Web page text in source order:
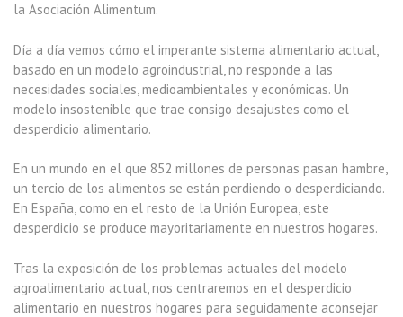
la Asociación Alimentum.
Día a día vemos cómo el imperante sistema alimentario actual,
basado en un modelo agroindustrial, no responde a las
necesidades sociales, medioambientales y económicas. Un
modelo insostenible que trae consigo desajustes como el
desperdicio alimentario.
En un mundo en el que 852 millones de personas pasan hambre,
un tercio de los alimentos se están perdiendo o desperdiciando.
En España, como en el resto de la Unión Europea, este
desperdicio se produce mayoritariamente en nuestros hogares.
Tras la exposición de los problemas actuales del modelo
agroalimentario actual, nos centraremos en el desperdicio
alimentario en nuestros hogares para seguidamente aconsejar